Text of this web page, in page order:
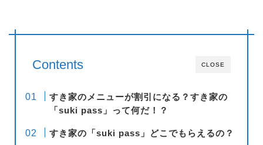
CLOSE
Contents
すき家のメニューが割引になる？すき家の
「suki pass」って何だ！？
すき家の「suki pass」どこでもらえるの？